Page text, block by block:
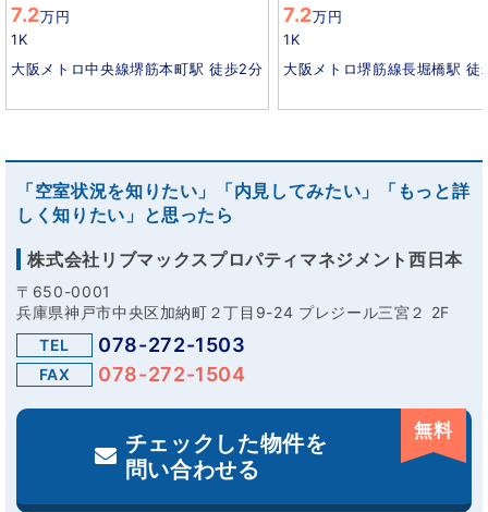
7.2万円
1K
大阪メトロ中央線堺筋本町駅 徒歩2分
7.2万円
1K
大阪メトロ堺筋線長堀橋駅 徒
「空室状況を知りたい」「内見してみたい」「もっと詳
しく知りたい」と思ったら
株式会社リブマックスプロパティマネジメント西日本
〒650-0001
兵庫県神戸市中央区加納町２丁目9-24 プレジール三宮２ 2F
TEL
078-272-1503
FAX 078-272-1504
チェックした物件を
問い合わせる
無料